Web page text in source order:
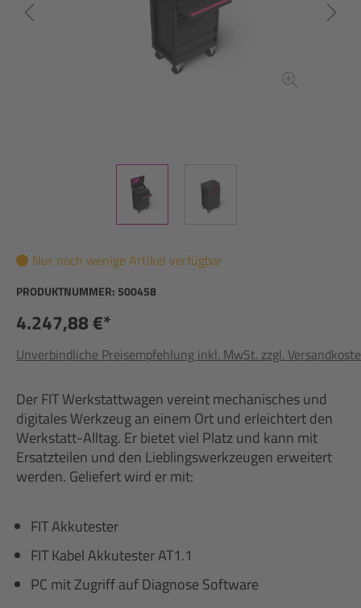
Nur noch wenige Artikel verfügbar
PRODUKTNUMMER: 500458
4.247,88 €*
Unverbindliche Preisempfehlung inkl. MwSt. zzgl.
Der FIT Werkstattwagen vereint mechanisches und
digitales Werkzeug an einem Ort und erleichtert den
Werkstatt-Alltag. Er bietet viel Platz und kann mit
Ersatzteilen und den Lieblingswerkzeugen erweitert
werden. Geliefert wird er mit:
FIT Akkutester
FIT Kabel Akkutester AT1.1
PC mit Zugriff auf Diagnose Software